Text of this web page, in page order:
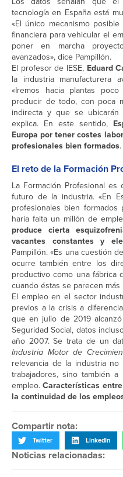
tecnología en España está
«El único mecanismo
financiera para vehicular el
poner en marcha
avanzados», dice Pampillón.
El profesor de IESE, Eduard
la industria manufacturera
«Iremos hacia plantas
producir de todo, con poca
indirecta y que se
explica. En este sentido,
Europa por tener costes
profesionales bien formados.
El reto de la Formación
La Formación Profesional
futuro de la industria. «En
profesionales bien
haría falta un millón de
produce cierta
vacantes constantes y
Pampillón. «Es una cuestión
ocurre también entre los
productivo como una fábrica
cuando éstas se parecen
El empleo en el sector
previos a la crisis a
que en julio de 2019
Seguridad Social, datos
año 2007. Se trata de un
Industria Motor de
relevancia de la industria
trabajadores, sino también
empleo.Características
la continuidad de los
Compartir nota:
Twitter LinkedIn
Noticias relacionadas: